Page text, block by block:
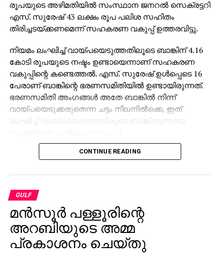
രൂപയുടെ അഴിമതിയില്‍ സംസ്ഥാന ജനറല്‍ സെക്രട്ടറി
എസ്. സുരേഷ് 43 ലക്ഷം രൂപ പലിശ സഹിതം
തിരിച്ചടയ്ക്കണമെന്ന് സഹകരണ വകുപ്പ് ഉത്തരവിട്ടു.
നിയമം ലംഘിച്ച് വായ്പയെടുത്തതിലൂടെ ബാങ്കിന് 4.16
കോടി രൂപയുടെ നഷ്ടം ഉണ്ടായെന്നാണ് സഹകരണ
വകുപ്പിന്റെ കണ്ടെത്തല്‍. എസ്. സുരേഷ് ഉള്‍പ്പെടെ 16
പേരാണ് ബാങ്കിന്റെ ഭരണസമിതിയില്‍ ഉണ്ടായിരുന്നത്.
ഭരണസമിതി അംഗങ്ങള്‍ അതേ ബാങ്കില്‍ നിന്ന്
വായ്പയെടുക്കരുതെന്ന ചട്ടം നിലനില്‍ക്കെ, ഇത്
ലംഘിച്ച് വായ്പയെടുത്തതിലൂടെ ബാങ്കിനുണ്ടായ
ഭരണസമിതി അംഗങ്ങളായ 16 പേരും പണം
ആര്‍.എസ്.എസ് മുന്‍ വിഭാഗ് ശാരീരിക പ്രമുഖുമായ ജി.
പത്മകുമാര്‍ 46 ലക്ഷം രൂപ തിരിച്ചടയ്ക്കണം. 16 അംഗ
ഭരണസമിതിയില്‍ ഏഴ് പേര്‍ 46 ലക്ഷം രൂപ വീതവും,
ബാക്കിയുള്ള ഒമ്പത് പേര്‍ 16 ലക്ഷം രൂപ വീതവും പലിശ
സഹിതം തിരിച്ചടയ്ക്കണമെന്നാണ് ഉത്തരവില്‍
പറയുന്നത്.ബിജെപി സംസ്ഥാന ജനറല്‍ സെക്രട്ടറി
എസ്.സുരേഷ് 43 ലക്ഷം
CONTINUE READING
GULF
മൻസൂർ പള്ളൂരിന്റെ
അറബിയുടെ അമ്മ
പ്രകാശനം ചെയ്തു